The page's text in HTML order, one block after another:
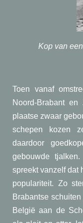
Kop van
Toen vanaf
Noord-Brabant
plaatse zwaar
schepen kozen
daardoor
gebouwde
spreekt vanzelf dat
populariteit. Zo
Brabantse
België aan de